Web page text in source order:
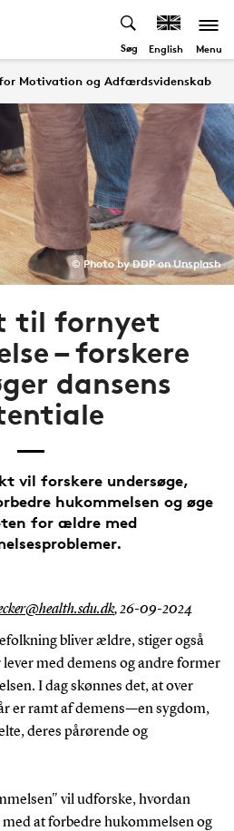
Søg English Menu
for Motivation og Adfærdsvidenskab
© Photo by DDP on Unsplash
til fornyet
– forskere
dansens
vil forskere undersøge,
hukommelsen og øge
for ældre med
,26-09-2024
bliver ældre, stiger også
med demens og andre former
I dag skønnes det, at over
er ramt af demens—en sygdom,
deres pårørende og
vil udforske, hvordan
at forbedre hukommelsen og